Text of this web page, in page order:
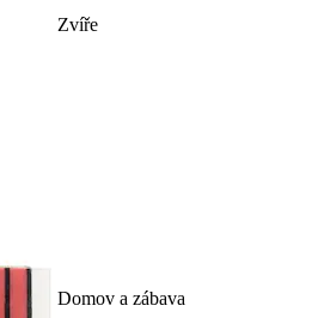
Zvíře
Domov a zábava